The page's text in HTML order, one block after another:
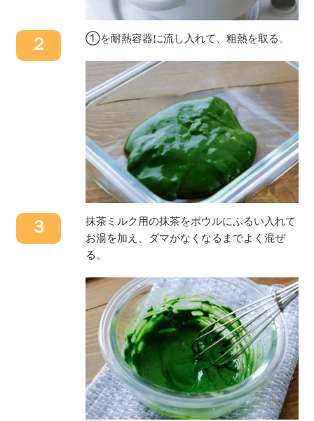
２ ①を耐熱容器に流し入れて、粗熱を取る。
３
抹茶ミルク用の抹茶をボウルにふるい入れて
お湯を加え、ダマがなくなるまでよく混ぜ
る。